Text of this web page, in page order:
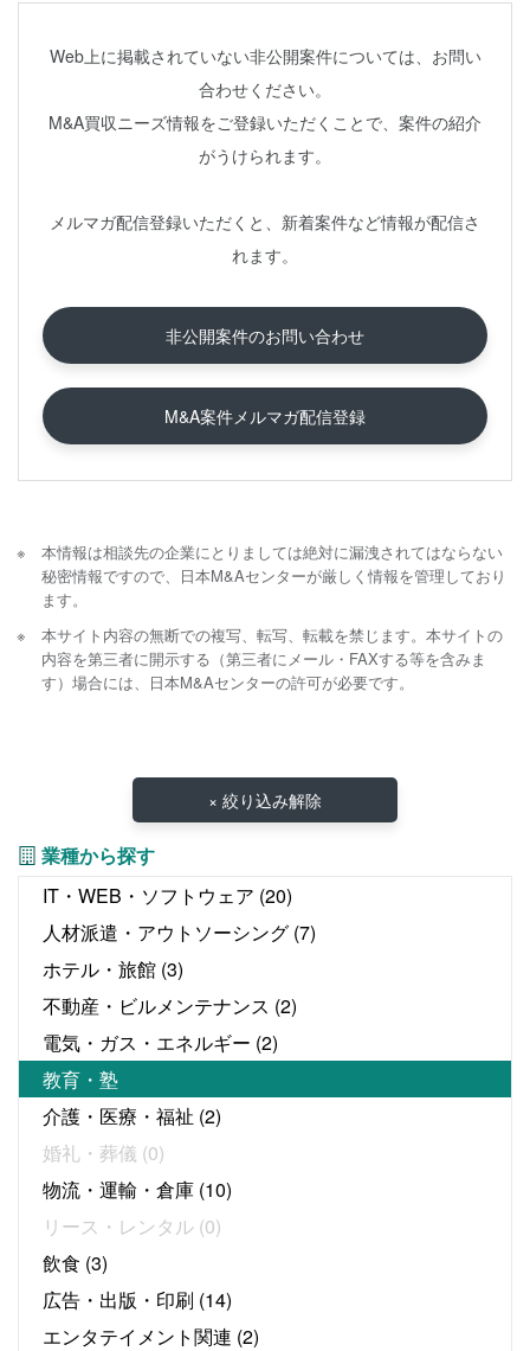
Web上に掲載されていない非公開案件については、お問い
合わせください。
M&A買収ニーズ情報をご登録いただくことで、案件の紹介
がうけられます。
メルマガ配信登録いただくと、新着案件など情報が配信さ
れます。
非公開案件のお問い合わせ
M&A案件メルマガ配信登録
本情報は相談先の企業にとりましては絶対に漏洩されてはならない
秘密情報ですので、日本M&Aセンターが厳しく情報を管理しており
ます。
本サイト内容の無断での複写、転写、転載を禁じます。本サイトの
内容を第三者に開示する（第三者にメール・FAXする等を含みま
す）場合には、日本M&Aセンターの許可が必要です。
× 絞り込み解除
業種から探す
IT・WEB・ソフトウェア (20)
人材派遣・アウトソーシング (7)
ホテル・旅館 (3)
不動産・ビルメンテナンス (2)
電気・ガス・エネルギー (2)
教育・塾
介護・医療・福祉 (2)
婚礼・葬儀 (0)
物流・運輸・倉庫 (10)
リース・レンタル (0)
飲食 (3)
広告・出版・印刷 (14)
エンタテイメント関連 (2)